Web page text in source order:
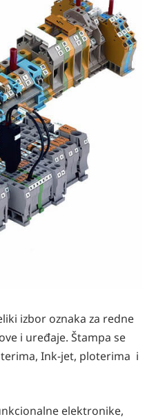
izbor oznaka za redne
i uređaje. Štampa se
Ink-jet, ploterima i
elektronike,